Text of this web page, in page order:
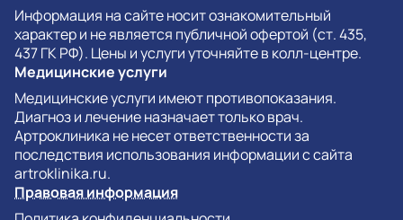
Информация на сайте носит ознакомительный
характер и не является публичной офертой (ст. 435,
437 ГК РФ). Цены и услуги уточняйте в колл-центре.
Медицинские услуги
Медицинские услуги имеют противопоказания.
Диагноз и лечение назначает только врач.
Артроклиника не несет ответственности за
последствия использования информации с сайта
artroklinika.ru.
Правовая информация